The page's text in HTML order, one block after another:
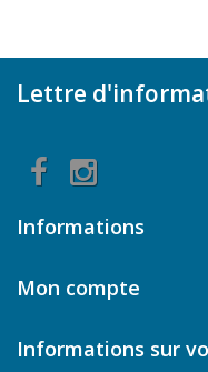
Lettre
Informations
Mon compte
Informations sur